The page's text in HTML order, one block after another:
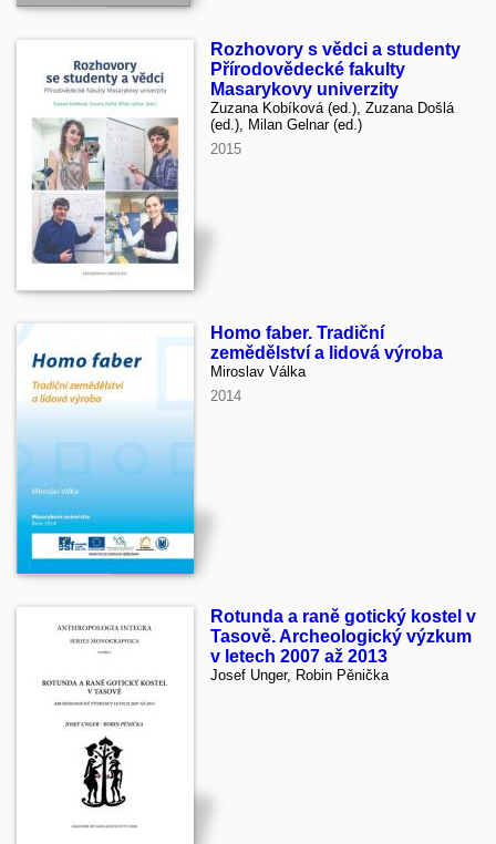
Rozhovory s vědci a studenty
Přírodovědecké fakulty
Masarykovy univerzity
Zuzana Kobíková (ed.), Zuzana Došlá
(ed.), Milan Gelnar (ed.)
2015
Homo faber. Tradiční
zemědělství a lidová výroba
Miroslav Válka
2014
Rotunda a raně gotický kostel v
Tasově. Archeologický výzkum
v letech 2007 až 2013
Josef Unger, Robin Pěnička